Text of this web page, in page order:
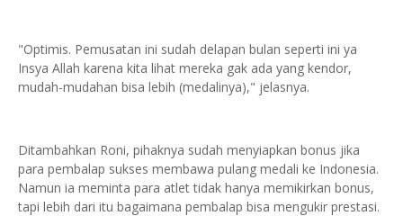
"Optimis. Pemusatan ini sudah delapan bulan seperti ini ya
Insya Allah karena kita lihat mereka gak ada yang kendor,
mudah-mudahan bisa lebih (medalinya)," jelasnya.
Ditambahkan Roni, pihaknya sudah menyiapkan bonus jika
para pembalap sukses membawa pulang medali ke Indonesia.
Namun ia meminta para atlet tidak hanya memikirkan bonus,
tapi lebih dari itu bagaimana pembalap bisa mengukir prestasi.